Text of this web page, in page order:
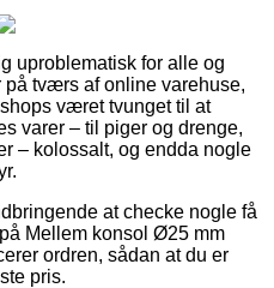
uproblematisk for alle og
tværs af online varehuse,
været tvunget til at
varer – til piger og drenge,
– kolossalt, og endda nogle
at checke nogle få
Mellem konsol Ø25 mm
ordren, sådan at du er
pris.